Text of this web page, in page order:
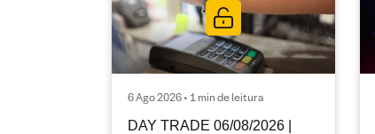
6 Ago 2026 • 1 min de leitura
DAY TRADE 06/08/2026 |